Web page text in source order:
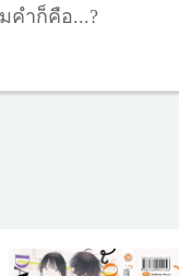
คำก็คือ...?